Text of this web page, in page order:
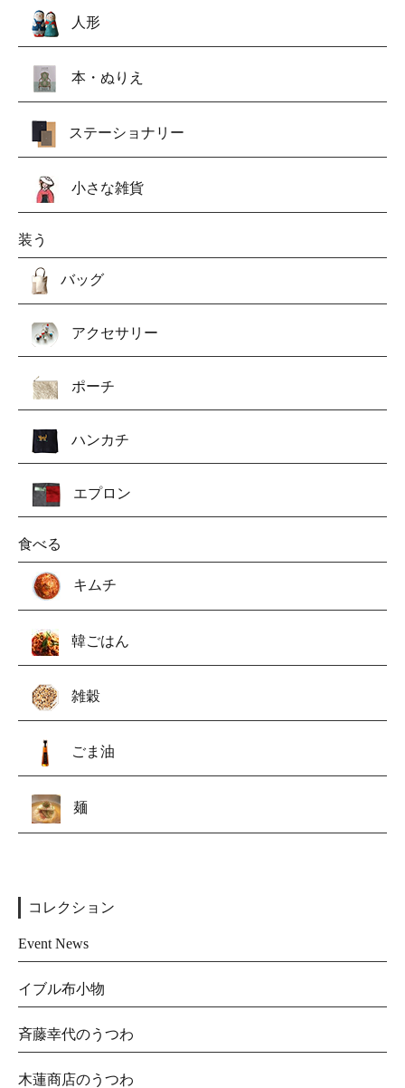
人形
本・ぬりえ
ステーショナリー
小さな雑貨
装う
バッグ
アクセサリー
ポーチ
ハンカチ
エプロン
食べる
キムチ
韓ごはん
雑穀
ごま油
麺
コレクション
Event News
イブル布小物
斉藤幸代のうつわ
木蓮商店のうつわ